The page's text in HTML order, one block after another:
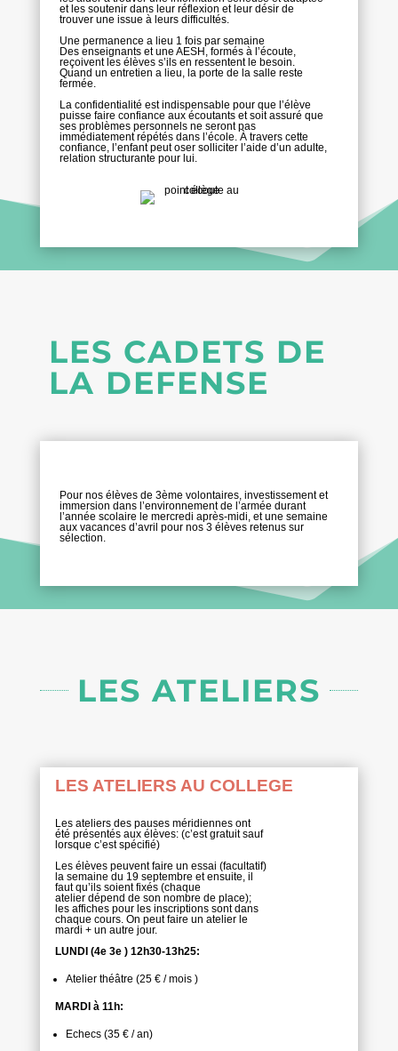
et les soutenir dans leur réflexion et leur désir de
trouver une issue à leurs difficultés.
Une permanence a lieu 1 fois par semaine
Des enseignants et une AESH, formés à l’écoute,
reçoivent les élèves s’ils en ressentent le besoin.
Quand un entretien a lieu, la porte de la salle reste
fermée.
La confidentialité est indispensable pour que l’élève
puisse faire confiance aux écoutants et soit assuré que
ses problèmes personnels ne seront pas
immédiatement répétés dans l’école. À travers cette
confiance, l’enfant peut oser solliciter l’aide d’un adulte,
relation structurante pour lui.
LES CADETS DE
LA DEFENSE
Pour nos élèves de 3ème volontaires, investissement et
immersion dans l’environnement de l’armée durant
l’année scolaire le mercredi après-midi, et une semaine
aux vacances d’avril pour nos 3 élèves retenus sur
sélection.
LES ATELIERS
LES ATELIERS AU COLLEGE
Les ateliers des pauses méridiennes ont
été présentés aux élèves: (c’est gratuit sauf
lorsque c’est spécifié)
Les élèves peuvent faire un essai (facultatif)
la semaine du 19 septembre et ensuite, il
faut qu’ils soient fixés (chaque
atelier dépend de son nombre de place);
les affiches pour les inscriptions sont dans
chaque cours. On peut faire un atelier le
mardi + un autre jour.
LUNDI (4e 3e ) 12h30-13h25:
Atelier théâtre (25 € / mois )
MARDI à 11h:
Echecs (35 € / an)